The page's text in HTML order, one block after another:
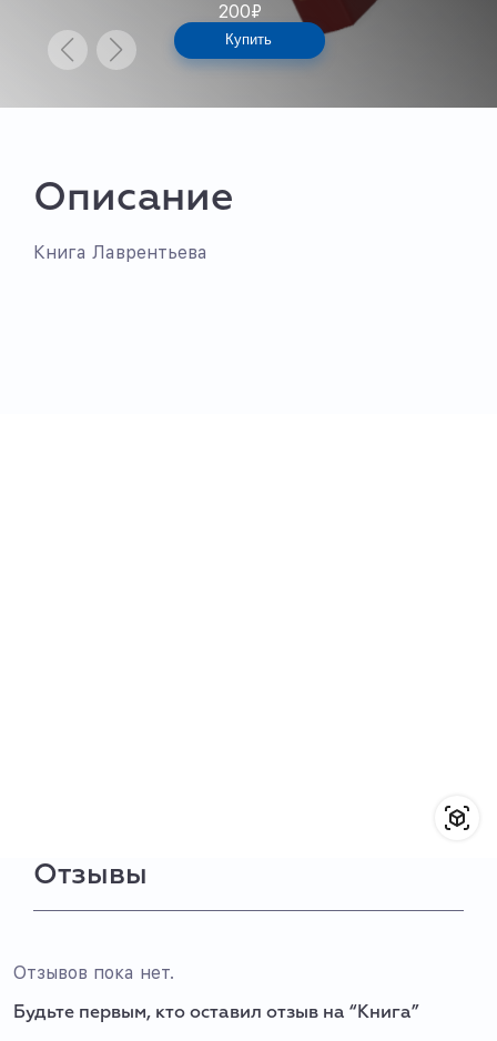
200₽
Купить
Описание
Книга Лаврентьева
Отзывы
Отзывов пока нет.
Будьте первым, кто оставил отзыв на “Книга”